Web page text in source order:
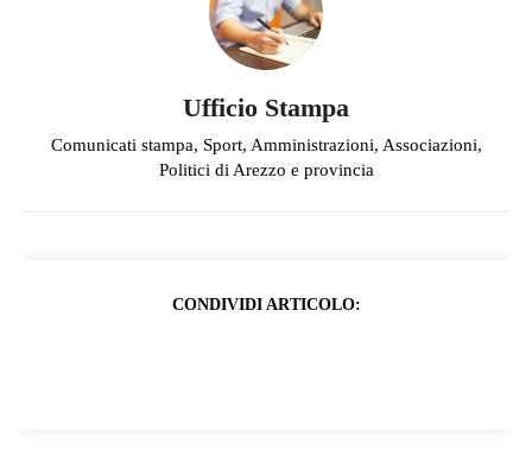
Ufficio Stampa
Comunicati stampa, Sport, Amministrazioni, Associazioni,
Politici di Arezzo e provincia
CONDIVIDI ARTICOLO: